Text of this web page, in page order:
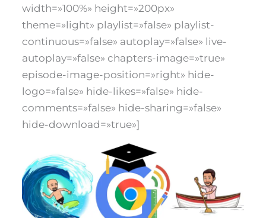
width=»100%» height=»200px»
theme=»light» playlist=»false» playlist-
continuous=»false» autoplay=»false» live-
autoplay=»false» chapters-image=»true»
episode-image-position=»right» hide-
logo=»false» hide-likes=»false» hide-
comments=»false» hide-sharing=»false»
hide-download=»true»]